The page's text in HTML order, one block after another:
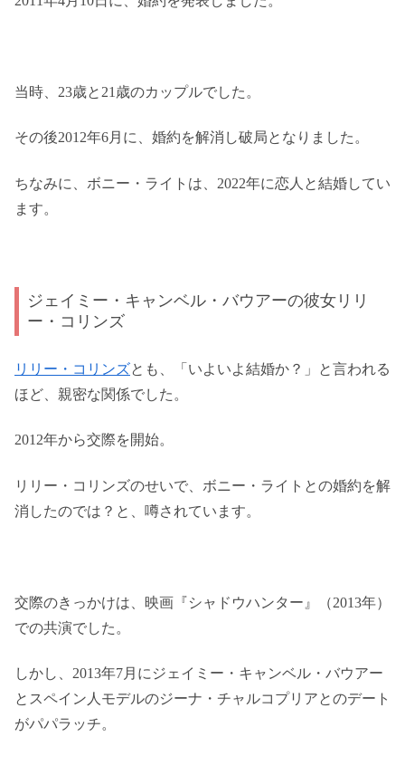
当時、23歳と21歳のカップルでした。
その後2012年6月に、婚約を解消し破局となりました。
ちなみに、ボニー・ライトは、2022年に恋人と結婚してい
ます。
ジェイミー・キャンベル・バウアーの彼女リリ
ー・コリンズ
リリー・コリンズとも、「いよいよ結婚か？」と言われる
ほど、親密な関係でした。
2012年から交際を開始。
リリー・コリンズのせいで、ボニー・ライトとの婚約を解
消したのでは？と、噂されています。
交際のきっかけは、映画『シャドウハンター』（2013年）
での共演でした。
しかし、2013年7月にジェイミー・キャンベル・バウアー
とスペイン人モデルのジーナ・チャルコプリアとのデート
がパパラッチ。